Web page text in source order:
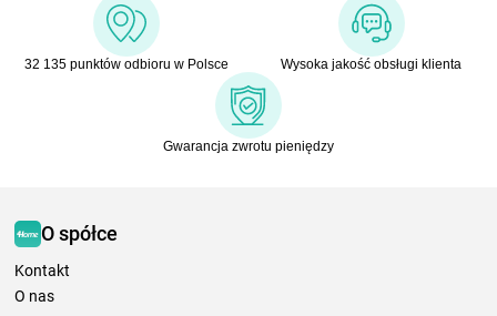
32 135 punktów odbioru w Polsce Wysoka jakość obsługi klienta
Gwarancja zwrotu pieniędzy
O spółce
Kontakt
O nas